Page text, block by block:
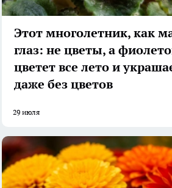
Этот многолетник, как
глаз: не цветы, а
цветет все лето и
даже без цветов
29 июля